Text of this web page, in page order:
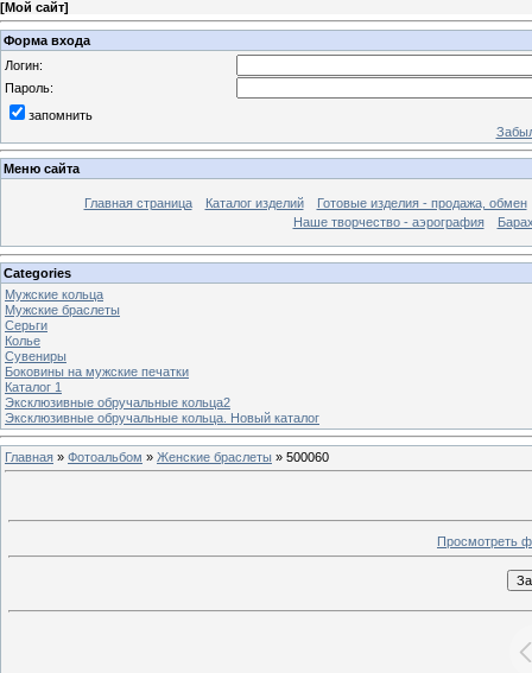
[Мой сайт]
Форма входа
Логин:
Пароль:
запомнить
Меню сайта
Главная страница Каталог изделий
Готовые изделия - продажа, обмен
Наше творчество - аэрография
Categories
Мужские кольца
Мужские браслеты
Серьги
Колье
Сувениры
Боковины на мужские печатки
Каталог 1
Эксклюзивные обручальные кольца2
Эксклюзивные обручальные кольца. Новый каталог
Главная » Фотоальбом » Женские браслеты » 500060
Просмотреть